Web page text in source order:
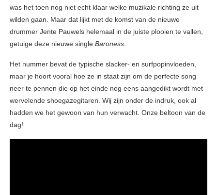
was het toen nog niet echt klaar welke muzikale richting ze uit
wilden gaan. Maar dat lijkt met de komst van de nieuwe
drummer Jente Pauwels helemaal in de juiste plooien te vallen,
getuige deze nieuwe single Baroness.
Het nummer bevat de typische slacker- en surfpopinvloeden,
maar je hoort vooral hoe ze in staat zijn om de perfecte song
neer te pennen die op het einde nog eens aangedikt wordt met
wervelende shoegazegitaren. Wij zijn onder de indruk, ook al
hadden we het gewoon van hun verwacht. Onze beltoon van de
dag!